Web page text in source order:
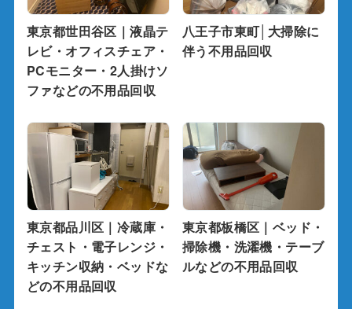
東京都世田谷区｜液晶テ
レビ・オフィスチェア・
PCモニター・2人掛けソ
ファなどの不用品回収
八王子市東町│大掃除に
伴う不用品回収
東京都品川区｜冷蔵庫・
チェスト・電子レンジ・
キッチン収納・ベッドな
どの不用品回収
東京都板橋区｜ベッド・
掃除機・洗濯機・テーブ
ルなどの不用品回収